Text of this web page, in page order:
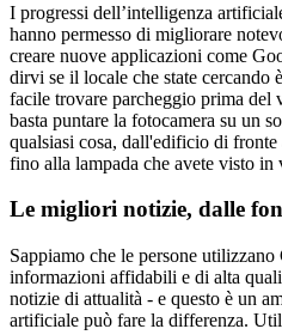
I progressi dell’intelligenza
hanno permesso di migliorare
creare nuove applicazioni come
dirvi se il locale che state cercando
facile trovare parcheggio prima
basta puntare la fotocamera su un
qualsiasi cosa, dall'edificio di
fino alla lampada che avete visto in
Le migliori notizie, dalle
Sappiamo che le persone
informazioni affidabili e di alta
notizie di attualità - e questo è un
artificiale può fare la differenza.